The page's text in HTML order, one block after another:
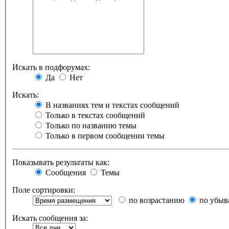
Искать в подфорумах:
Да
Нет
Искать:
В названиях тем и текстах сообщений
Только в текстах сообщений
Только по названию темы
Только в первом сообщении темы
Показывать результаты как:
Сообщения
Темы
Поле сортировки:
по возрастанию
по
Искать сообщения за: